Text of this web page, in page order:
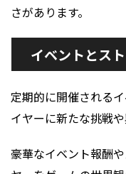
さがあります。
イベントとス
定期的に開催される
イヤーに新たな挑戦
豪華なイベント報酬